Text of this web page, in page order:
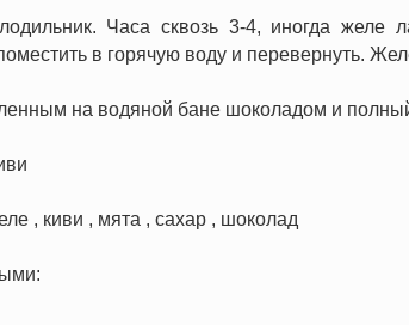
Часа сквозь 3-4, иногда желе
в горячую воду и перевернуть.
на водяной бане шоколадом и
, киви , мята , сахар , шоколад